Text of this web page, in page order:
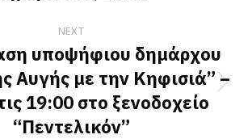
NEXT
Next
post:
υποψήφιου δημάρχου
Αυγής με την Κηφισιά” –
19:00 στο ξενοδοχείο
“Πεντελικόν”